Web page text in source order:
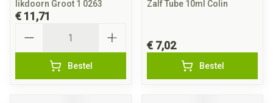
likdoorn Groot 1 0263
€ 11,71
Bestel
Zalf Tube 10ml Colin
€ 7,02
Bestel